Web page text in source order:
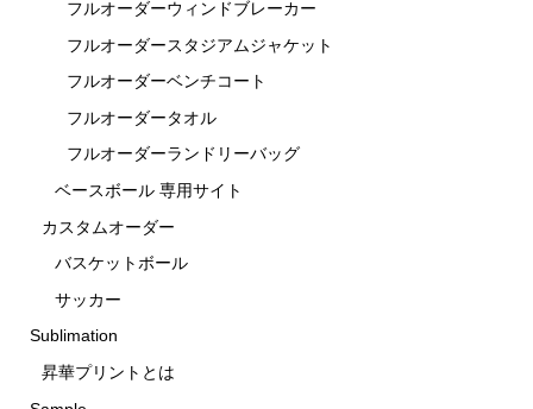
フルオーダーウィンドブレーカー
フルオーダースタジアムジャケット
フルオーダーベンチコート
フルオーダータオル
フルオーダーランドリーバッグ
ベースボール 専用サイト
カスタムオーダー
バスケットボール
サッカー
Sublimation
昇華プリントとは